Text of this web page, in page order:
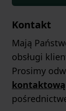
Kontakt
Mają
obsługi
Prosimy
kontaktową